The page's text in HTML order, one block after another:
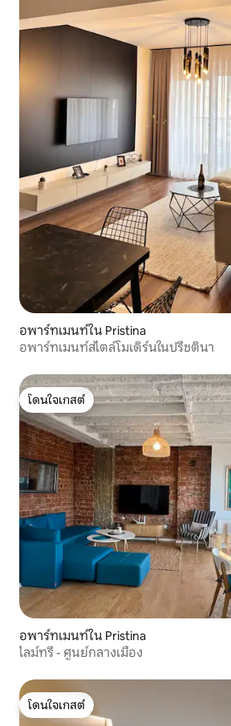
อพาร์ทเมนท์ใน Pristina
อพาร์ทเมนท์สไตล์โมเดิร์นในปรีชตินา
โดนใจเกสต์
โดนใจเกสต์
อพาร์ทเมนท์ใน Pristina
ไลม์ทรี - ศูนย์กลางเมือง
โดนใจเกสต์
โดนใจเกสต์